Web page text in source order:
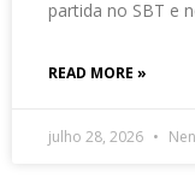
partida no SBT e
READ MORE »
julho 28, 2026